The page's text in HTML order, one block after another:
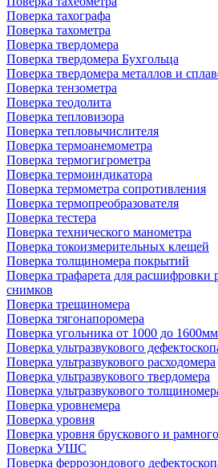
Поверка тахографа
Поверка тахометра
Поверка твердомера
Поверка твердомера Бухгольца
Поверка твердомера металлов и
Поверка тензометра
Поверка теодолита
Поверка тепловизора
Поверка тепловычислителя
Поверка термоанемометра
Поверка термогигрометра
Поверка термоиндикатора
Поверка термометра сопротивления
Поверка термопреобразователя
Поверка тестера
Поверка технического манометра
Поверка токоизмерительных клещей
Поверка толщиномера покрытий
Поверка трафарета для расшифровки
снимков
Поверка трещиномера
Поверка тягонапоромера
Поверка угольника от 1000 до 1600мм
Поверка ультразвукового
Поверка ультразвукового расходомера
Поверка ультразвукового твердомера
Поверка ультразвукового
Поверка уровнемера
Поверка уровня
Поверка уровня брускового и рамного
Поверка УШС
Поверка феррозондового